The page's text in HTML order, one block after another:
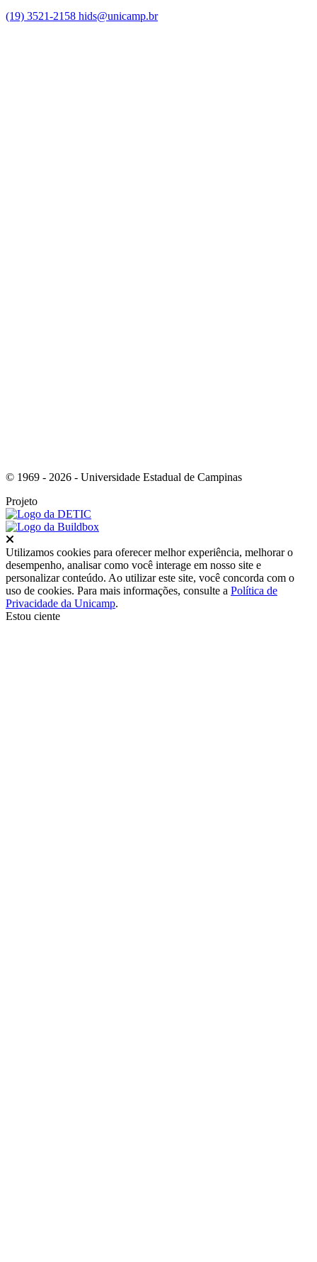
(19) 3521-2158 hids@unicamp.br
© 1969 - 2026 - Universidade Estadual de Campinas
Projeto
Utilizamos cookies para oferecer melhor experiência, melhorar o
desempenho, analisar como você interage em nosso site e
personalizar conteúdo. Ao utilizar este site, você concorda com o
uso de cookies. Para mais informações, consulte a Política de
Privacidade da Unicamp.
Estou ciente